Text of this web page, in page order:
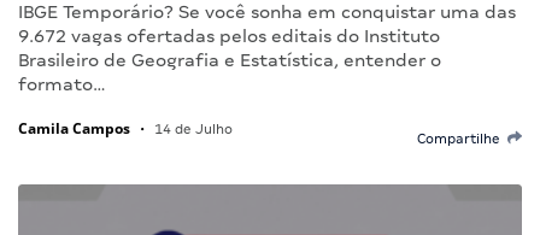
IBGE Temporário? Se você sonha em conquistar uma das
9.672 vagas ofertadas pelos editais do Instituto
Brasileiro de Geografia e Estatística, entender o
formato…
Camila Campos • 14 de Julho
Compartilhe